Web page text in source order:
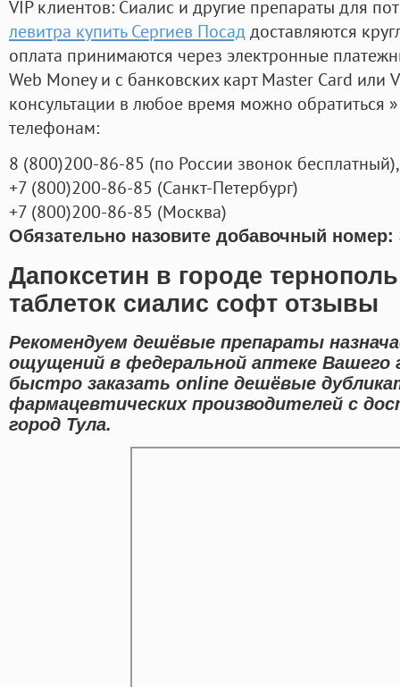
VIP клиентов: Сиалис и другие препараты для
левитра купить Сергиев Посаддоставляются
оплата принимаются через электронные
Web Money и с банковских карт Master Card или
консультации в любое время можно обратиться
телефонам:
8 (800)200-86-85 (по России звонок бесплатный),
+7 (800)200-86-85 (Санкт-Петербург)
+7 (800)200-86-85 (Москва)
Обязательно назовите добавочный номер:
Дапоксетин в городе
таблеток сиалис софт отзывы
Рекомендуем дешёвые препараты
ощущений в федеральной аптеке
быстро заказать online дешёвые
фармацевтических производителей с
город Тула.